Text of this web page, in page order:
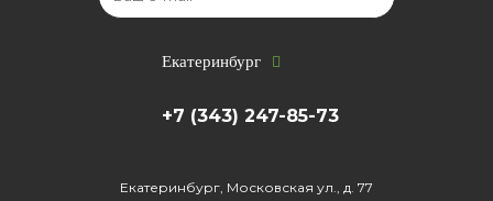
Екатеринбург
+7 (343) 247-85-73
Екатеринбург, Московская ул., д. 77